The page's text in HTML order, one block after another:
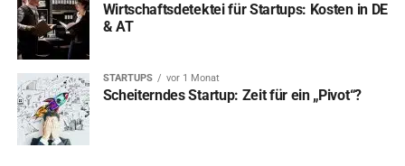
Wirtschaftsdetektei für Startups: Kosten in DE
& AT
STARTUPS vor 1 Monat
Scheiterndes Startup: Zeit für ein „Pivot“?